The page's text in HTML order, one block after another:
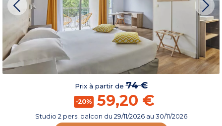
Prix à partir de74 €
-20% 59,20 €
Studio 2 pers. balcon du 29/11/2026au 30/11/2026